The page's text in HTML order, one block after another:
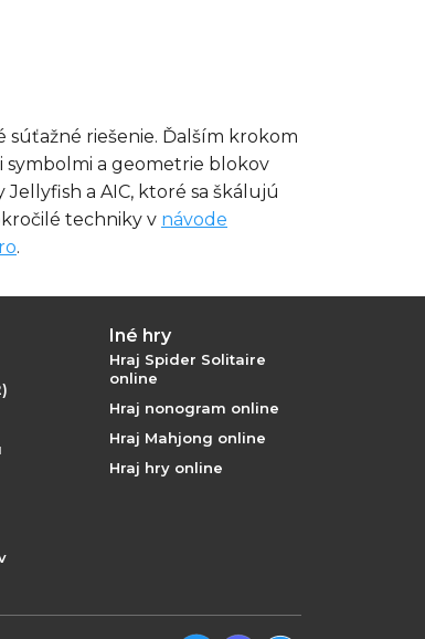
riešenie. Ďalším krokom
symbolmi a geometrie blokov
a AIC, ktoré sa škálujú
techniky v návode
.
Iné hry
Hraj Spider Solitaire
online
Hraj nonogram online
Hraj Mahjong online
Hraj hry online